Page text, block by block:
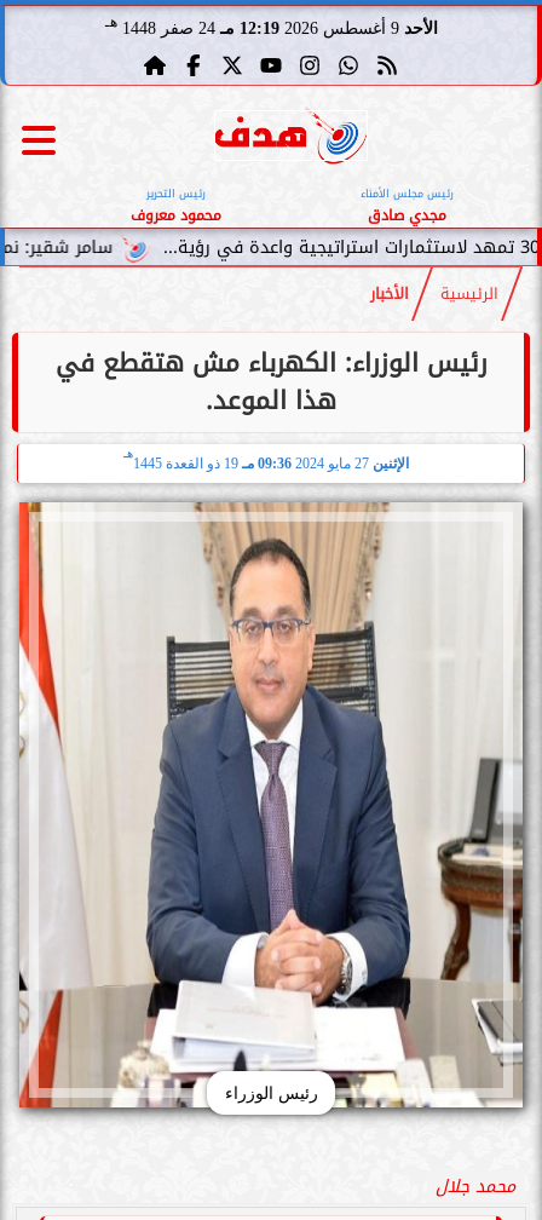
الأحد 9 أغسطس 2026 12:19 مـ 24 صفر 1448 هـ
رئيس مجلس الأمناء
مجدي صادق
رئيس التحرير
محمود معروف
سامر شقير: نمو صناديق الاستثمار
الرئيسية الأخبار
رئيس الوزراء: الكهرباء مش هتقطع في
هذا الموعد.
الإثنين 09:36 مـ 19 ذو القعدة 1445
هـ
رئيس الوزراء
محمد جلال